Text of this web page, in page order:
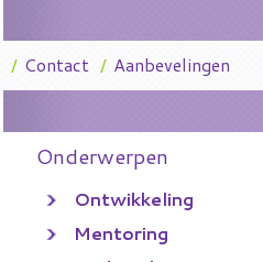
Onderwerpen
Ontwikkeling
Mentoring
/ Contact / Aanbevelingen